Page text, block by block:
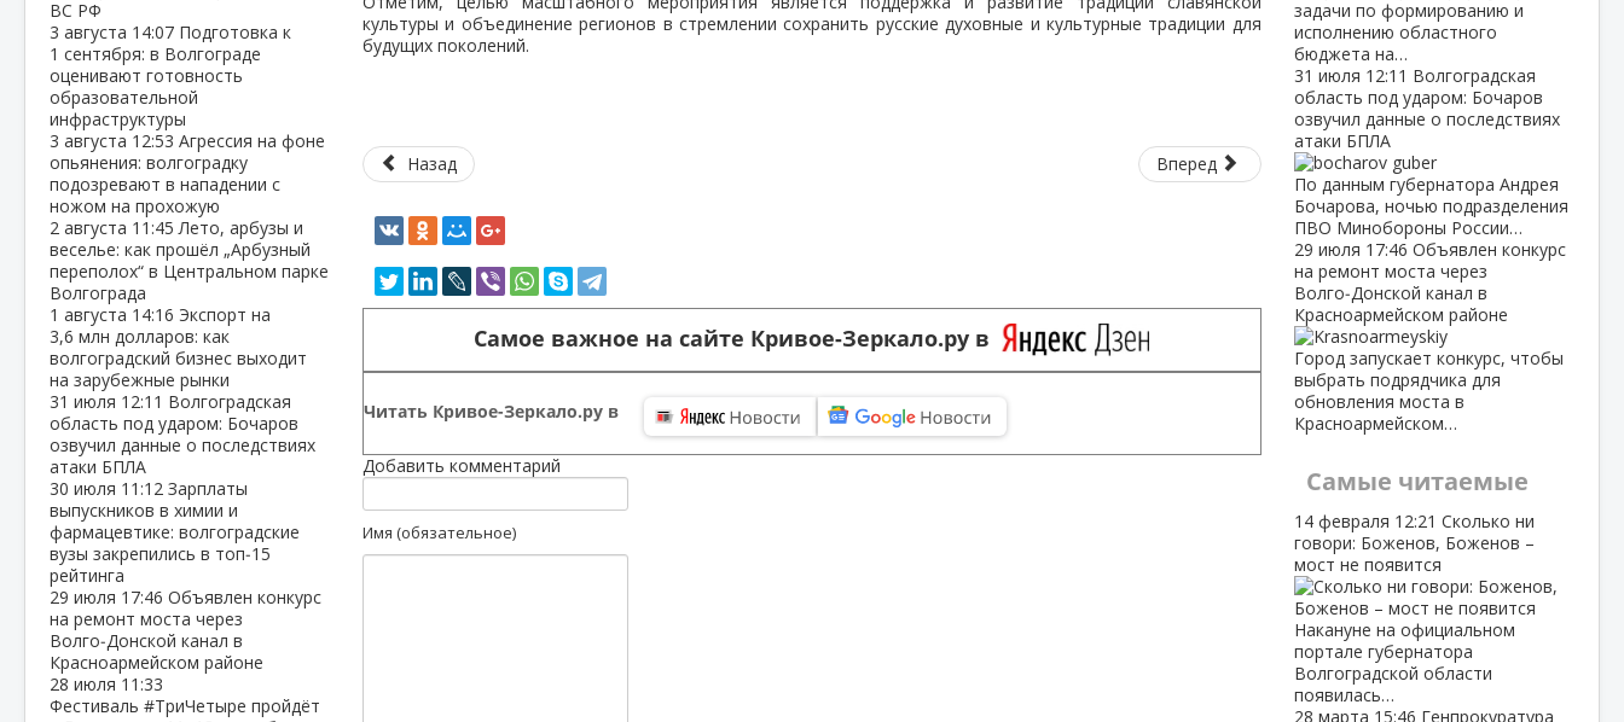
ВС РФ
3 августа 14:07 Подготовка к
1 сентября: в Волгограде
оценивают готовность
образовательной
инфраструктуры
3 августа 12:53 Агрессия на фоне
опьянения: волгоградку
подозревают в нападении с
ножом на прохожую
2 августа 11:45Лето, арбузы и
веселье: как прошёл „Арбузный
переполох“ в Центральном парке
Волгограда
1 августа 14:16 Экспорт на
3,6 млн долларов: как
волгоградский бизнес выходит
на зарубежные рынки
31 июля 12:11 Волгоградская
область под ударом: Бочаров
озвучил данные о последствиях
атаки БПЛА
30 июля 11:12 Зарплаты
выпускников в химии и
фармацевтике: волгоградские
вузы закрепились в топ‑15
рейтинга
29 июля 17:46 Объявлен конкурс
на ремонт моста через
Волго‑Донской канал в
Красноармейском районе
28 июля 11:33
Фестиваль #ТриЧетыре пройдёт
культуры и объединение регионов в стремлении сохранить русские духовные и культурные традиции для
будущих поколений.
Назад Вперед
Самое важное на сайте Кривое-Зеркало.ру в
Читать Кривое-Зеркало.ру в
Добавить комментарий
Имя (обязательное)
задачи по формированию и
исполнению областного
бюджета на…
31 июля 12:11 Волгоградская
область под ударом: Бочаров
озвучил данные о последствиях
атаки БПЛА
По данным губернатора Андрея
Бочарова, ночью подразделения
ПВО Минобороны России…
29 июля 17:46 Объявлен конкурс
на ремонт моста через
Волго‑Донской канал в
Красноармейском районе
Город запускает конкурс, чтобы
выбрать подрядчика для
обновления моста в
Красноармейском…
Самые читаемые
14 февраля 12:21 Сколько ни
говори: Боженов, Боженов –
мост не появится
Накануне на официальном
портале губернатора
Волгоградской области
появилась…
28 марта 15:46 Генпрокуратура